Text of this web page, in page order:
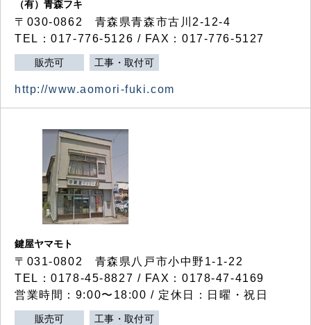
（有）青森フキ
〒030-0862 青森県青森市古川2-12-4
TEL：017-776-5126 / FAX：017-776-5127
販売可 工事・取付可
http://www.aomori-fuki.com
鍵屋ヤマモト
〒031-0802 青森県八戸市小中野1-1-22
TEL：0178-45-8827 / FAX：0178-47-4169
営業時間：9:00〜18:00 / 定休日：日曜・祝日
販売可 工事・取付可